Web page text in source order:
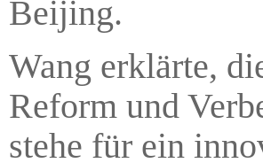
Beijing.
Wang erklärte,
Reform und
stehe für ein